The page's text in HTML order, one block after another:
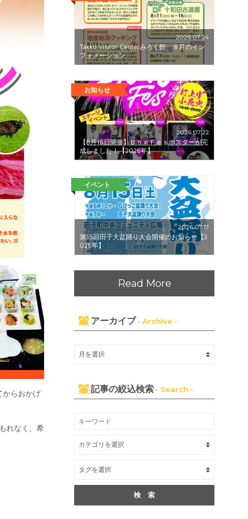
からおかげ
れなく、希
2026.07.24
Takko Visitor Centerみろく館 ８月のイン
フォメーション
お知らせ
2026.07.22
【8月16日開催】ＢｏｎＦｅｓポスターが完
成しました！【2026年】
イベント
2026.07.17
第15回田子大盆踊り大会開催のお知らせ【2
026年】
Read More
アーカイブ - Archive -
記事の絞込検索 - Search -